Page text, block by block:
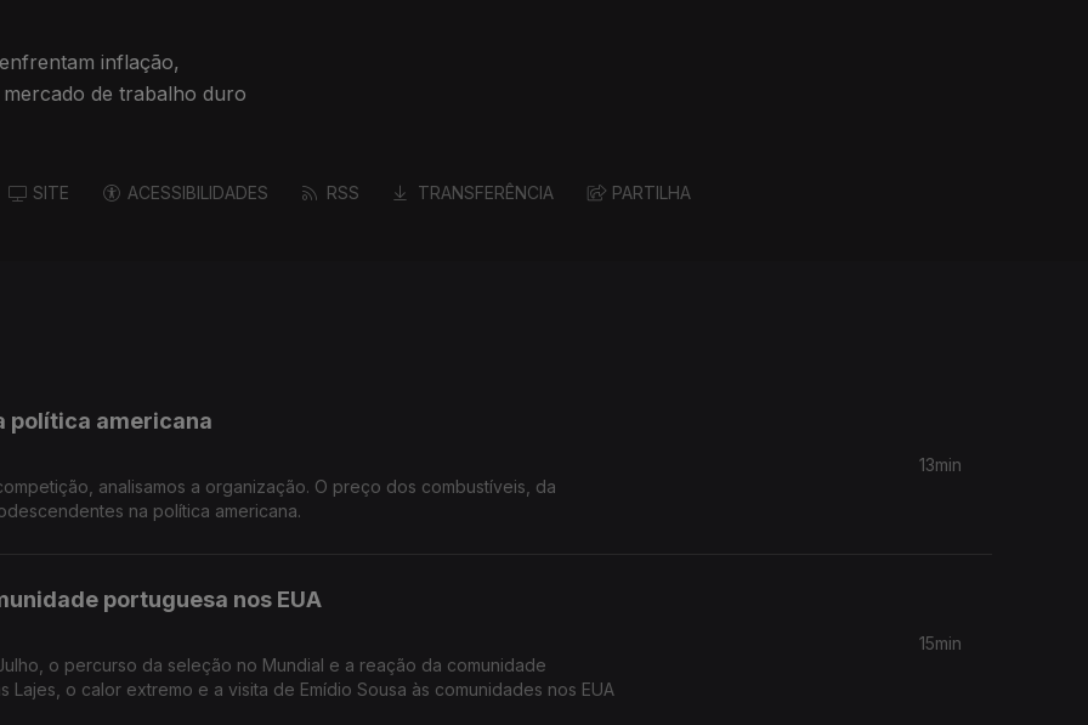
inflação,
de trabalho duro
SITE ACESSIBILIDADES RSS TRANSFERÊNCIA PARTILHA
política americana
analisamos a organização. O preço dos combustíveis, da
na política americana.
13min
portuguesa nos EUA
o percurso da seleção no Mundial e a reação da comunidade
o calor extremo e a visita de Emídio Sousa às comunidades nos EUA
15min